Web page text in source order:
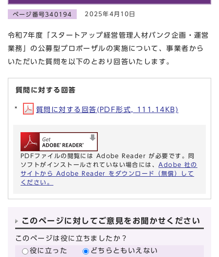
ページ番号340194 2025年4月10日
令和7年度「スタートアップ経営管理人材バンク企画・運営
業務」の公募型プロポーザルの実施について、事業者から
いただいた質問を以下のとおり回答いたします。
質問に対する回答
質問に対する回答(PDF形式, 111.14KB)
PDFファイルの閲覧には Adobe Reader が必要です。同
ソフトがインストールされていない場合には、 Adobe 社の
サイトから Adobe Reader をダウンロード（無償）して
ください。
このページに対してご意見をお聞かせください
このページは役に立ちましたか？
役に立った
どちらともいえない